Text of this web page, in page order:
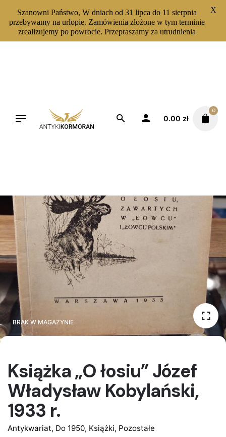
0.00 zł
0
BRAK W MAGAZYNIE
Książka „O łosiu” Józef
Władysław Kobylański,
1933 r.
Antykwariat, Do 1950, Książki, Pozostałe
Szanowni Państwo, W dniach od 31 lipca do 11 sierpnia
przebywamy na urlopie. Zamówienia złożone w tym terminie
zrealizujemy po powrocie. Przepraszamy za utrudnienia
X